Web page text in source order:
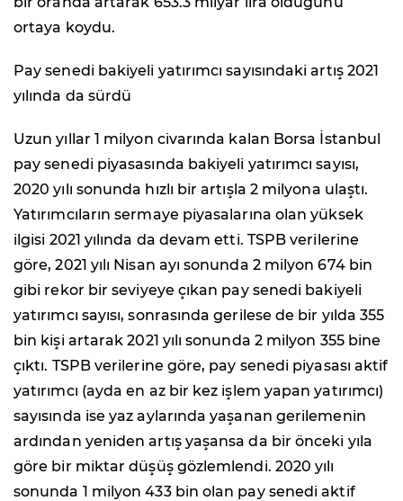
ortaya koydu.
Pay senedi bakiyeli yatırımcı sayısındaki artış 2021
yılında da sürdü
Uzun yıllar 1 milyon civarında kalan Borsa İstanbul
pay senedi piyasasında bakiyeli yatırımcı sayısı,
2020 yılı sonunda hızlı bir artışla 2 milyona ulaştı.
Yatırımcıların sermaye piyasalarına olan yüksek
ilgisi 2021 yılında da devam etti. TSPB verilerine
göre, 2021 yılı Nisan ayı sonunda 2 milyon 674 bin
gibi rekor bir seviyeye çıkan pay senedi bakiyeli
yatırımcı sayısı, sonrasında gerilese de bir yılda 355
bin kişi artarak 2021 yılı sonunda 2 milyon 355 bine
çıktı. TSPB verilerine göre, pay senedi piyasası aktif
yatırımcı (ayda en az bir kez işlem yapan yatırımcı)
sayısında ise yaz aylarında yaşanan gerilemenin
ardından yeniden artış yaşansa da bir önceki yıla
göre bir miktar düşüş gözlemlendi. 2020 yılı
sonunda 1 milyon 433 bin olan pay senedi aktif